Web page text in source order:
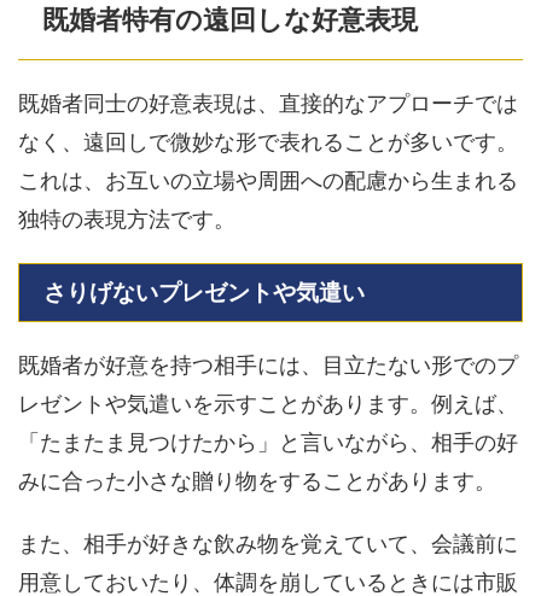
既婚者特有の遠回しな好意表現
既婚者同士の好意表現は、直接的なアプローチでは
なく、遠回しで微妙な形で表れることが多いです。
これは、お互いの立場や周囲への配慮から生まれる
独特の表現方法です。
さりげないプレゼントや気遣い
既婚者が好意を持つ相手には、目立たない形でのプ
レゼントや気遣いを示すことがあります。例えば、
「たまたま見つけたから」と言いながら、相手の好
みに合った小さな贈り物をすることがあります。
また、相手が好きな飲み物を覚えていて、会議前に
用意しておいたり、体調を崩しているときには市販